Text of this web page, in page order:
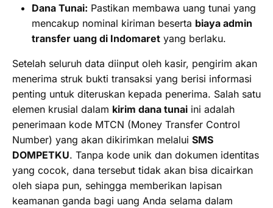
Dana Tunai: Pastikan membawa uang tunai yang
mencakup nominal kiriman beserta biaya admin
transfer uang di Indomaret yang berlaku.
Setelah seluruh data diinput oleh kasir, pengirim akan
menerima struk bukti transaksi yang berisi informasi
penting untuk diteruskan kepada penerima. Salah satu
elemen krusial dalam kirim dana tunai ini adalah
penerimaan kode MTCN (Money Transfer Control
Number) yang akan dikirimkan melalui SMS
DOMPETKU. Tanpa kode unik dan dokumen identitas
yang cocok, dana tersebut tidak akan bisa dicairkan
oleh siapa pun, sehingga memberikan lapisan
keamanan ganda bagi uang Anda selama dalam